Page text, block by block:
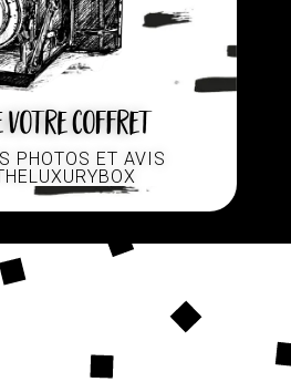
votre coffret
PHOTOS ET AVIS